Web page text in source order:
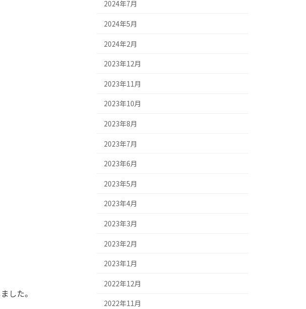
した。
2024年7月
2024年5月
2024年2月
2023年12月
2023年11月
2023年10月
2023年8月
2023年7月
2023年6月
2023年5月
2023年4月
2023年3月
2023年2月
2023年1月
2022年12月
2022年11月